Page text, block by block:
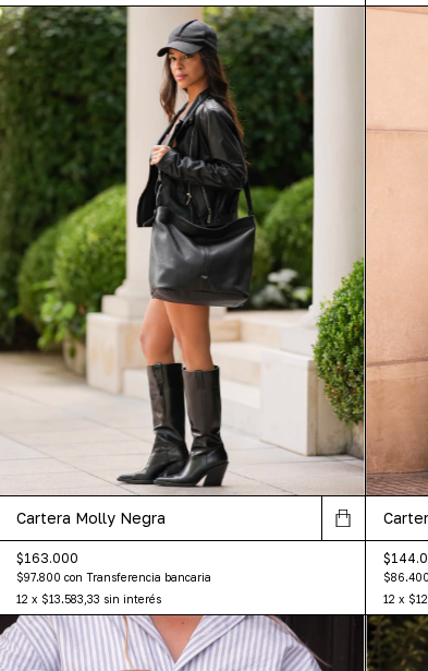
Cartera Molly Negra
$163.000
$97.800 con Transferencia bancaria
12 x $13.583,33 sin interés
$86.400
12 x